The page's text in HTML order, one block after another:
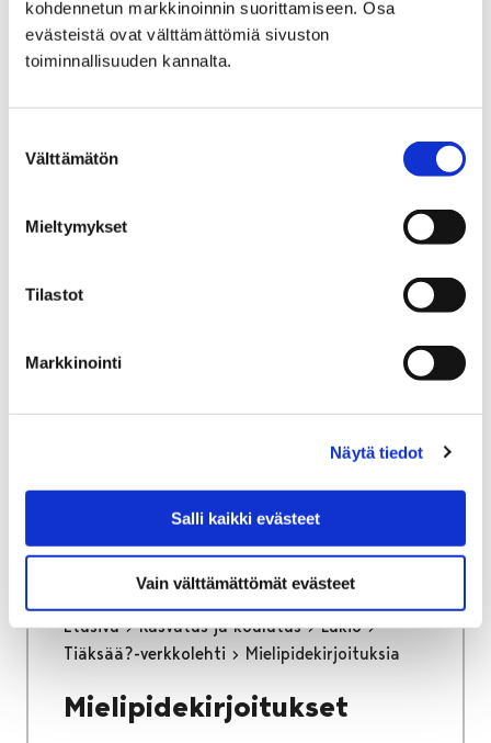
kohdennetun markkinoinnin suorittamiseen. Osa
evästeistä ovat välttämättömiä sivuston
toiminnallisuuden kannalta.
valinta
Välttämätön
Mieltymykset
Tilastot
Markkinointi
Näytä tiedot
Salli kaikki evästeet
Vain välttämättömät evästeet
Katujen päällystystyöt
Yhdistyksille ja seuroille
jälkiasennushissin rakentamiseen
Etusivu Kasvatus ja koulutus
Lukio
Tiäksää?-verkkolehti
Mielipidekirjoituksia
Mielipidekirjoitukset